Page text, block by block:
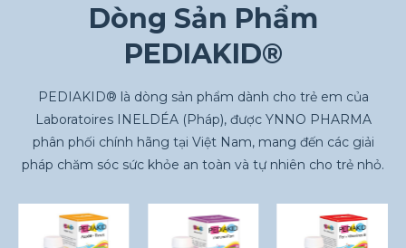
Dòng Sản Phẩm
PEDIAKID®
PEDIAKID® là dòng sản phẩm dành cho trẻ em của
Laboratoires INELDÉA (Pháp), được YNNO PHARMA
phân phối chính hãng tại Việt Nam, mang đến các giải
pháp chăm sóc sức khỏe an toàn và tự nhiên cho trẻ nhỏ.